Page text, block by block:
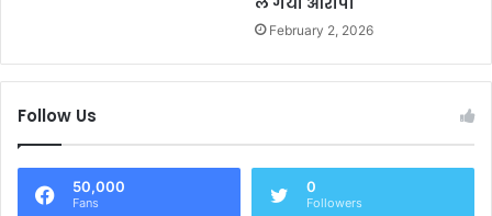
February 2, 2026
Follow Us
50,000
Fans
0
Followers